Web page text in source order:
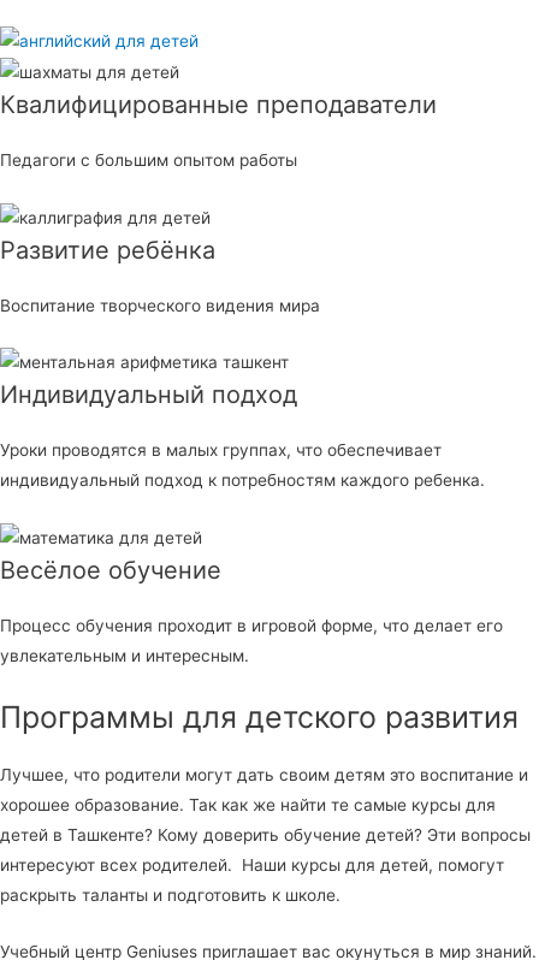
Квалифицированные преподаватели
Педагоги с большим опытом работы
Развитие ребёнка
Воспитание творческого видения мира
Индивидуальный подход
Уроки проводятся в малых группах, что обеспечивает
индивидуальный подход к потребностям каждого ребенка.
Весёлое обучение
Процесс обучения проходит в игровой форме, что делает его
увлекательным и интересным.
Программы для детского развития
Лучшее, что родители могут дать своим детям это воспитание и
хорошее образование. Так как же найти те самые курсы для
детей в Ташкенте? Кому доверить обучение детей? Эти вопросы
интересуют всех родителей. Наши курсы для детей, помогут
раскрыть таланты и подготовить к школе.
Учебный центр Geniuses приглашает вас окунуться в мир знаний.